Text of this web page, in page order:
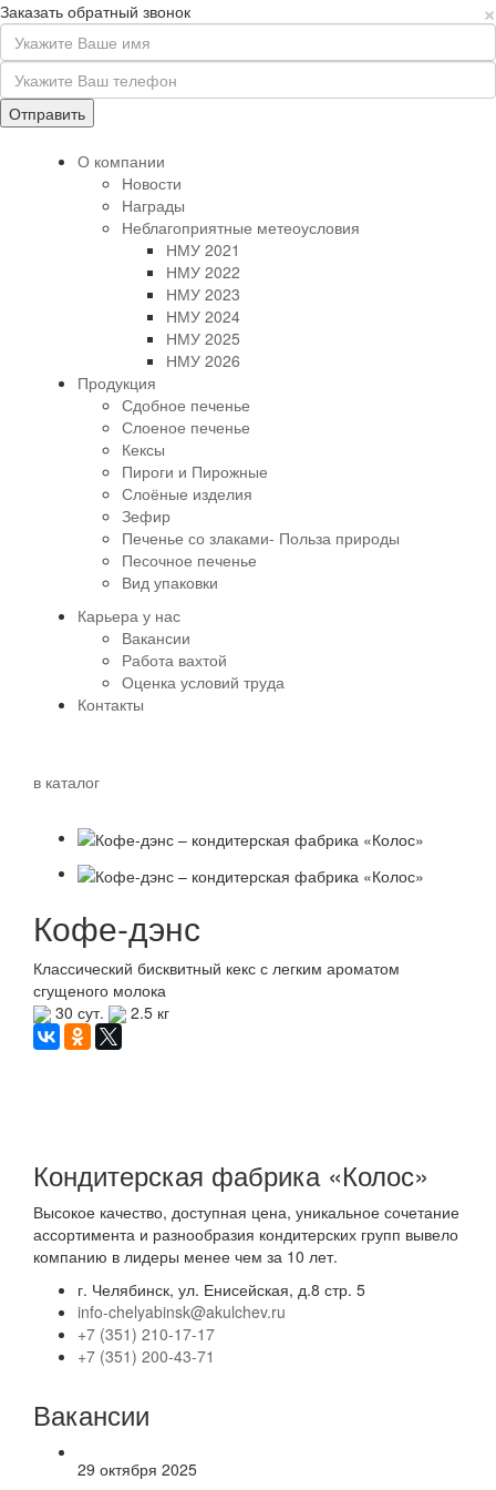
×
Заказать обратный звонок
О компании
Новости
Награды
Неблагоприятные метеоусловия
НМУ 2021
НМУ 2022
НМУ 2023
НМУ 2024
НМУ 2025
НМУ 2026
Продукция
Сдобное печенье
Слоеное печенье
Кексы
Пироги и Пирожные
Слоёные изделия
Зефир
Печенье со злаками- Польза природы
Песочное печенье
Вид упаковки
Карьера у нас
Вакансии
Работа вахтой
Оценка условий труда
Контакты
в каталог
Кофе-дэнс
Классический бисквитный кекс с легким ароматом
сгущеного молока
30 сут.
2.5 кг
Кондитерская фабрика «Колос»
Высокое качество, доступная цена, уникальное сочетание
ассортимента и разнообразия кондитерских групп вывело
компанию в лидеры менее чем за 10 лет.
г. Челябинск, ул. Енисейская, д.8 стр. 5
info-chelyabinsk@akulchev.ru
+7 (351) 210-17-17
+7 (351) 200-43-71
Вакансии
29 октября 2025